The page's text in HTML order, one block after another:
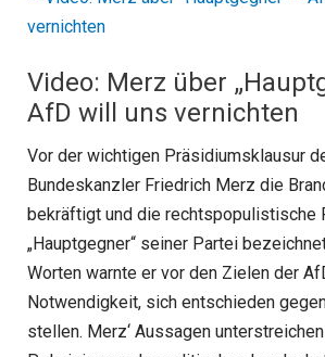
Video: Merz über
AfD will uns vernichten
Vor der wichtigen Präsidiumsklausur
Bundeskanzler Friedrich Merz die
bekräftigt und die rechtspopulistische
„Hauptgegner“ seiner Partei
Worten warnte er vor den Zielen der
Notwendigkeit, sich entschieden
stellen. Merz‘ Aussagen